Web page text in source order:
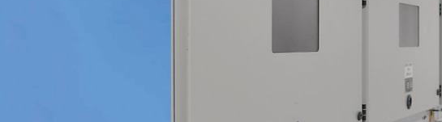
PROTECT THE SAFETY OF ELECTRICAL CABINETS